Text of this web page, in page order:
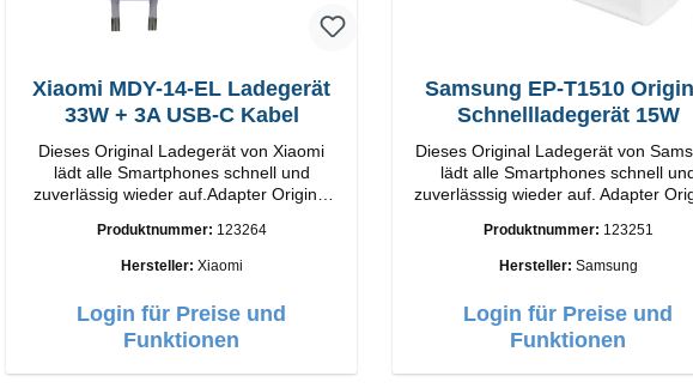
Xiaomi MDY-14-EL Ladegerät
33W + 3A USB-C Kabel
Dieses Original Ladegerät von Xiaomi
lädt alle Smartphones schnell und
zuverlässig wieder auf.Adapter Original
Anschlüsse: USB-A Output: 33W Farbe:
Produktnummer: 123264
Hersteller: Xiaomi
Login für Preise und
Funktionen
Samsung EP-T1510
Schnellladegerät 15W
Dieses Original Ladegerät von
lädt alle Smartphones schnell
zuverlässsig wieder auf. Adapter Original
Anschlüsse: USB-C Output: 15W
Weiß
Produktnummer: 123251
Hersteller: Samsung
Login für Preise und
Funktionen